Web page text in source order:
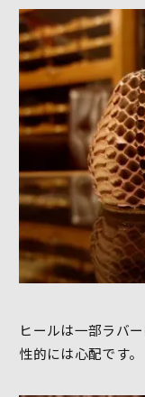
ヒールは一部ラバ
性的には心配です。